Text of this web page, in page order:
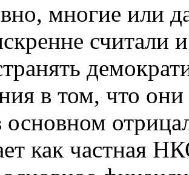
многие или
считали
в том, что они
как частная